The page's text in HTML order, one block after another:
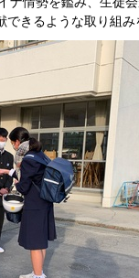
きるような取り組